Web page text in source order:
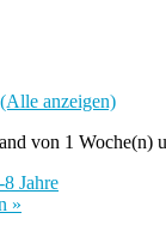
(Alle anzeigen)
von 1
Jahre
»